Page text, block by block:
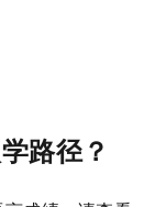
路径？